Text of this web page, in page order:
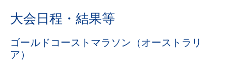
大会日程・結果等
ゴールドコーストマラソン（オーストラリ
ア）